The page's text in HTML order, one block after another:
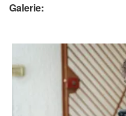
Galerie: